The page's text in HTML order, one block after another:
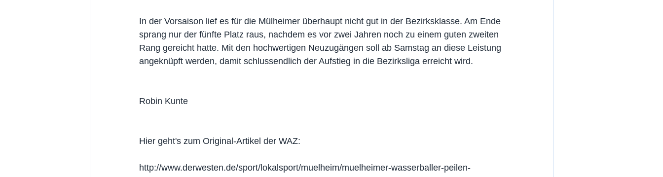
In der Vorsaison lief es für die Mülheimer überhaupt nicht gut in der Bezirksklasse. Am Ende
sprang nur der fünfte Platz raus, nachdem es vor zwei Jahren noch zu einem guten zweiten
Rang gereicht hatte. Mit den hochwertigen Neuzugängen soll ab Samstag an diese Leistung
angeknüpft werden, damit schlussendlich der Aufstieg in die Bezirksliga erreicht wird.
Robin Kunte
Hier geht's zum Original-Artikel der WAZ:
http://www.derwesten.de/sport/lokalsport/muelheim/muelheimer-wasserballer-peilen-